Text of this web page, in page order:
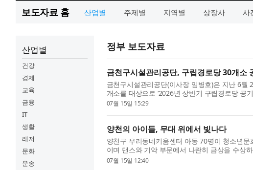
보도자료 홈 산업별 주제별 지역별 상장사 사
산업별
건강
경제
교육
금융
IT
생활
레저
문화
운송
정부 보도자료
금천구시설관리공단, 구립경로당 30개소
금천구시설관리공단(이사장 임병호)은 지난 6
개소를 대상으로 ‘2026년 상반기 구립경로당 공
세먼지와 실내 공기질 관리의 중요성이 높아짐에
07월 15일 15:29
양천의 아이들, 무대 위에서 빛나다
양천구 우리동네키움센터 아동 70명이 청소년
이며 댄스와 기악 부문에서 나란히 금상을 수상
영태)가 주최하고 남산케이블카가 후원한 행사로,
07월 15일 12:40